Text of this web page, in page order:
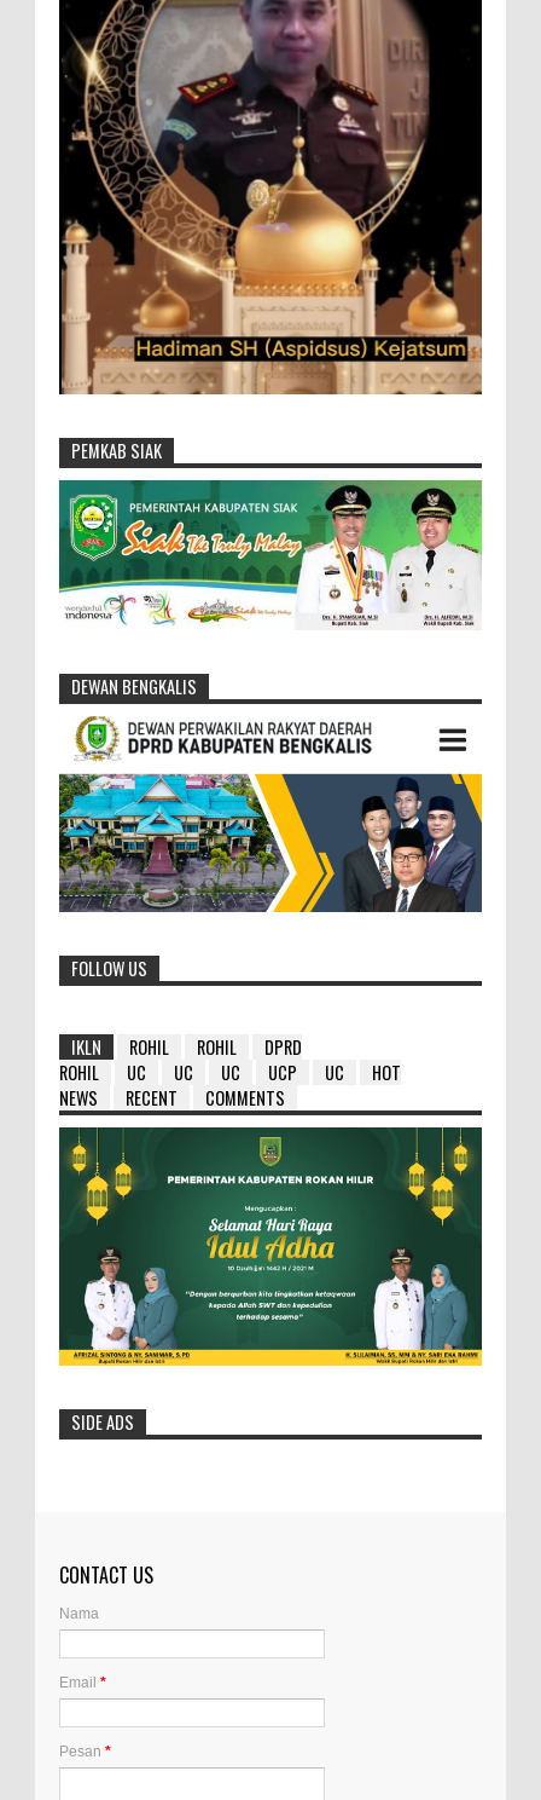
PEMKAB SIAK
DEWAN BENGKALIS
FOLLOW US
IKLN ROHIL ROHIL
DPRD
ROHIL
UC UC UC UCP UC
HOT
NEWS
RECENT COMMENTS
SIDE ADS
CONTACT US
Nama
Email *
Pesan *